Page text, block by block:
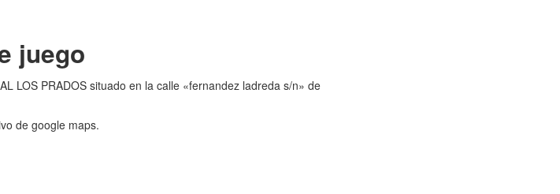
juego
LOS PRADOS situado en la calle «fernandez ladreda s/n» de
de google maps.